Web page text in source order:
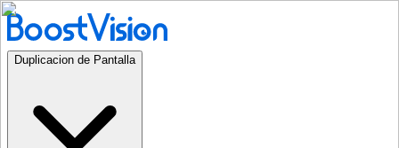
Duplicacion de Pantalla